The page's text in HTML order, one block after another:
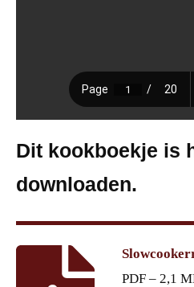
Dit kookboekje is
downloaden.
PDF – 2,1